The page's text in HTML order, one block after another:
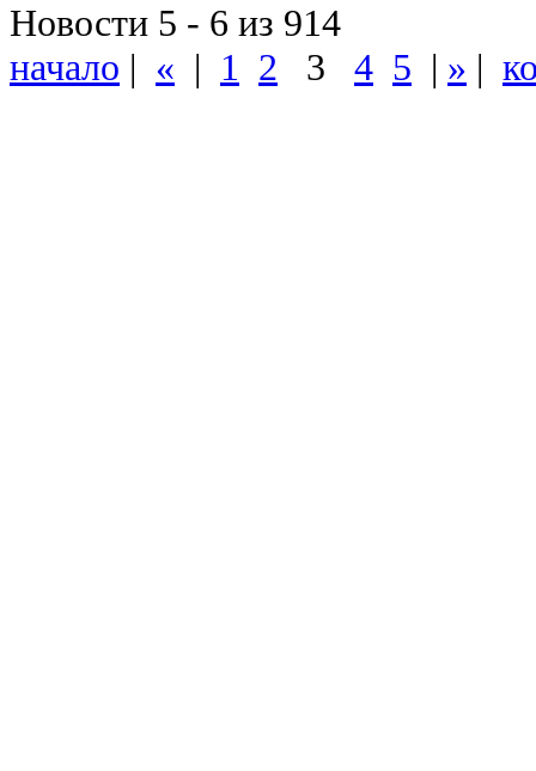
Новости 5 - 6 из 914
начало | « | 1 2 3 4 5 | » |